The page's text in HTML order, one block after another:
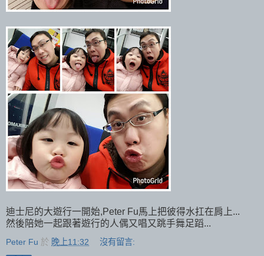
迪士尼的大遊行一開始,Peter Fu馬上把彼得水扛在肩上...
然後陪她一起跟著遊行的人偶又唱又跳手舞足蹈...
Peter Fu 於 晚上11:32 沒有留言: